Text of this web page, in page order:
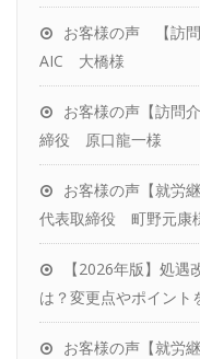
社労士変更を
お客様の声 【訪
AIC 大橋様
お客様の声【訪問
締役 原口龍一様
お客様の声【就労
代表取締役 町野元康
【2026年版】処
は？変更点やポイント
お客様の声【就労